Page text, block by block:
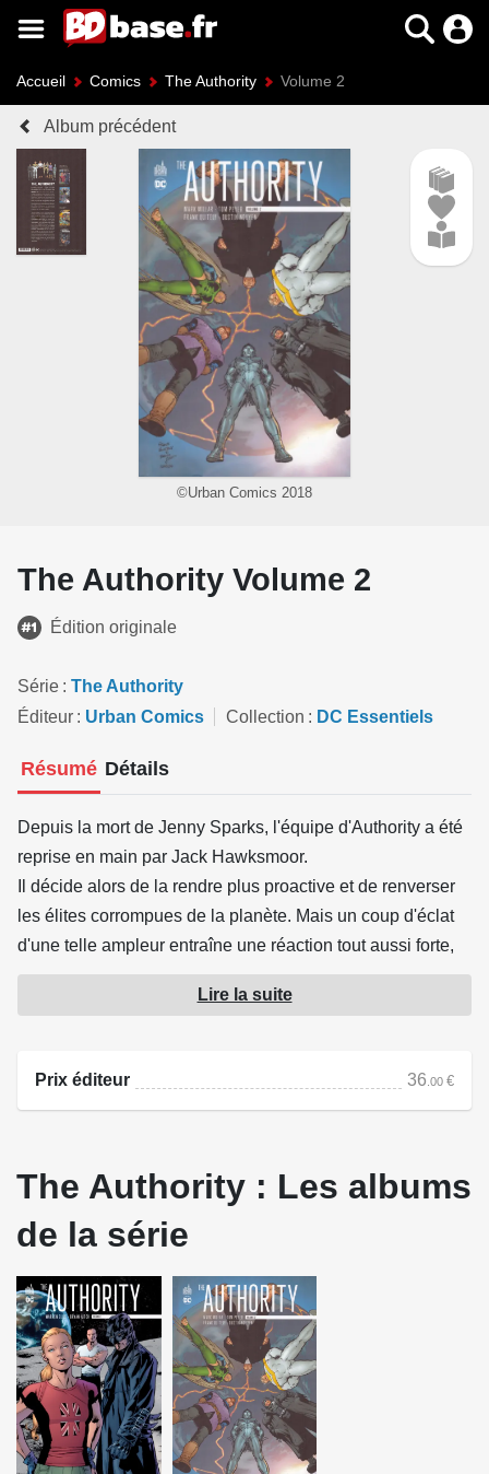
Accueil Comics The Authority Volume 2
Album précédent
©Urban Comics 2018
The Authority Volume 2
Édition originale
Série
The Authority
Éditeur
Urban Comics Collection DC Essentiels
Résumé Détails
Depuis la mort de Jenny Sparks, l'équipe d'Authority a été
reprise en main par Jack Hawksmoor.
Il décide alors de la rendre plus proactive et de renverser
les élites corrompues de la planète. Mais un coup d'éclat
d'une telle ampleur entraîne une réaction tout aussi forte,
lorsque les gouvernements et multinationales décident de
s'allier et d'engager un mercenaire imbattable pour les
Source : Urban Comics
Lire la suite
Prix éditeur 36 .00 €
The Authority : Les albums
de la série